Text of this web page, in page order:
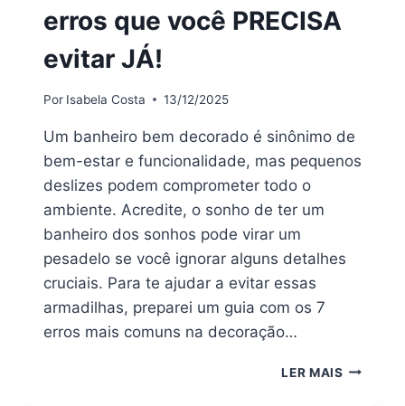
erros que você PRECISA
evitar JÁ!
Por Isabela Costa 13/12/2025
Um banheiro bem decorado é sinônimo de
bem-estar e funcionalidade, mas pequenos
deslizes podem comprometer todo o
ambiente. Acredite, o sonho de ter um
banheiro dos sonhos pode virar um
pesadelo se você ignorar alguns detalhes
cruciais. Para te ajudar a evitar essas
armadilhas, preparei um guia com os 7
erros mais comuns na decoração…
LER MAIS